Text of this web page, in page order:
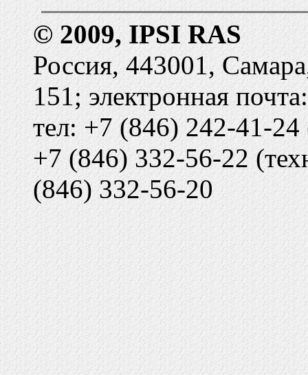
© 2009, IPSI RAS
Россия, 443001,
151; электронная
тел: +7 (846) 242-41-24
+7 (846) 332-56-22
(846) 332-56-20